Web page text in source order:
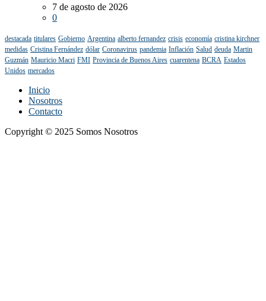
7 de agosto de 2026
0
destacada titulares Gobierno Argentina alberto fernandez crisis economía cristina kirchner
medidas Cristina Fernández dólar Coronavirus pandemia Inflación Salud deuda Martin
Guzmán Mauricio Macri FMI Provincia de Buenos Aires cuarentena BCRA Estados
Unidos mercados
Inicio
Nosotros
Contacto
Copyright © 2025 Somos Nosotros